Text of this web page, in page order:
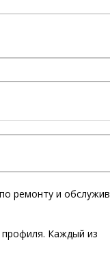
ремонту и
профиля. Каждый из